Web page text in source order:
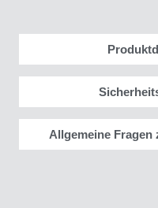
Allgemeine Fragen